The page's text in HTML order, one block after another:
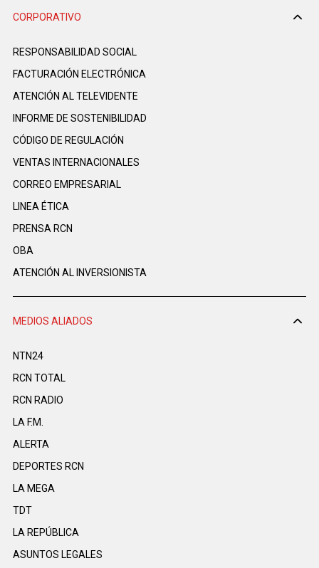
CORPORATIVO
RESPONSABILIDAD SOCIAL
FACTURACIÓN ELECTRÓNICA
ATENCIÓN AL TELEVIDENTE
INFORME DE SOSTENIBILIDAD
CÓDIGO DE REGULACIÓN
VENTAS INTERNACIONALES
CORREO EMPRESARIAL
LINEA ÉTICA
PRENSA RCN
OBA
ATENCIÓN AL INVERSIONISTA
MEDIOS ALIADOS
NTN24
RCN TOTAL
RCN RADIO
LA F.M.
ALERTA
DEPORTES RCN
LA MEGA
TDT
LA REPÚBLICA
ASUNTOS LEGALES